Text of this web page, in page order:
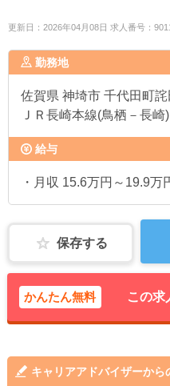
更新日：2026年04月08日 求人番号：
勤務地
佐賀県 神埼市 千代田町詫
ＪＲ長崎本線(鳥栖－長
給与
・月収 15.6万円～19.9万
保存する
かんたん無料 この求
キャリアアドバイザーから